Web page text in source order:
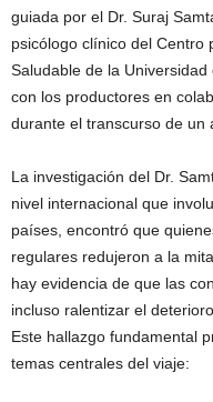
guiada por el Dr. Suraj
psicólogo clínico del Centro
Saludable de la
con los productores en
durante el transcurso de un
La investigación del Dr.
nivel internacional que
países, encontró que
regulares redujeron a la
hay evidencia de que las
incluso ralentizar el
Este hallazgo fundamental
temas centrales del viaje: